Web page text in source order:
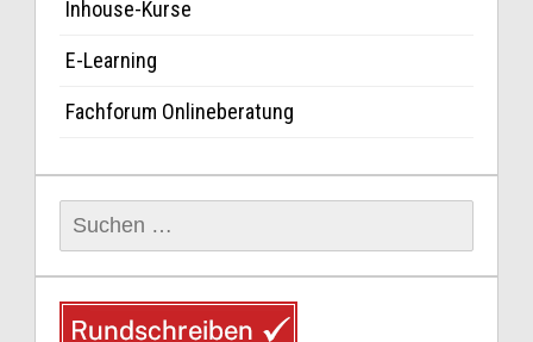
Inhouse-Kurse
E-Learning
Fachforum Onlineberatung
Suchen
nach: